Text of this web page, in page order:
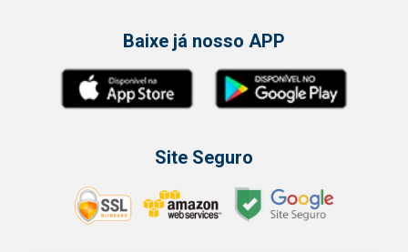
Baixe já nosso APP
Site Seguro